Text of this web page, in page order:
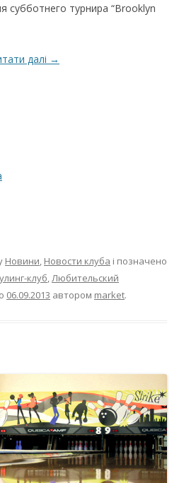
субботнего турнира “Brooklyn
далі →
Новини, Новости клуба і позначено
клуб,Любительский
о 06.09.2013 автором market.